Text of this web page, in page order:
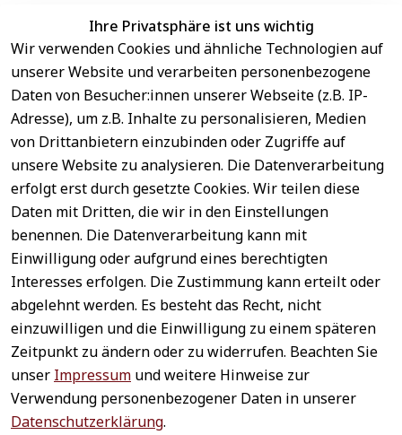
EU-Verantwortliche Person - klicken Sie für Details
Ihre Privatsphäre ist uns wichtig
Wir verwenden Cookies und ähnliche Technologien auf
unserer Website und verarbeiten personenbezogene
Daten von Besucher:innen unserer Webseite (z.B. IP-
Adresse), um z.B. Inhalte zu personalisieren, Medien
von Drittanbietern einzubinden oder Zugriffe auf
unsere Website zu analysieren. Die Datenverarbeitung
erfolgt erst durch gesetzte Cookies. Wir teilen diese
Daten mit Dritten, die wir in den Einstellungen
benennen. Die Datenverarbeitung kann mit
Einwilligung oder aufgrund eines berechtigten
Interesses erfolgen. Die Zustimmung kann erteilt oder
abgelehnt werden. Es besteht das Recht, nicht
einzuwilligen und die Einwilligung zu einem späteren
Zeitpunkt zu ändern oder zu widerrufen. Beachten Sie
unser Impressum und weitere Hinweise zur
Verwendung personenbezogener Daten in unserer
Datenschutzerklärung.
Rechtliches
AGB
Impressum
Datenschutz
Widerrufsrecht
Widerrufsform
ular
Service
Kontakt
Registrieren
Zahlung &
Versand
Newsletter
abonnieren
Sichere
Zahlungsar
ten
Schneller
Versand